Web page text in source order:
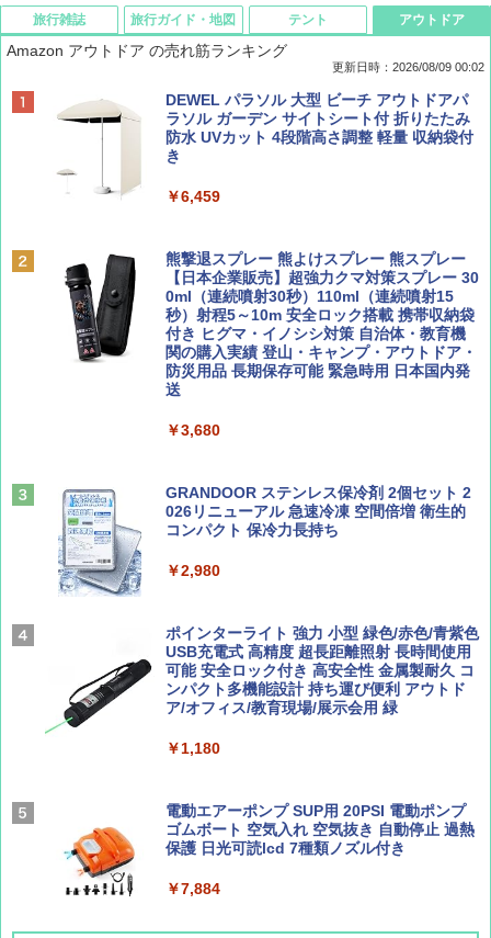
旅行雑誌
BE-PAL(ビ-パル) 2026年 9 月号【特別付録:
SOTO ミニマル"旅"財布 ランダム2種】
￥1,500
誌] (ＤＩＳＮＥＹ ＦＡＮ)
￥713
山と溪谷 2026年8月号「南アルプス大全」
Coyote No.89 特集 星野道夫 夢見る旅
AIRLINE（エアライン）2026年9月号【特
集】ボーイング110周年を祝して！
￥1,760
旅行ガイド・地図
D40 地球の歩き方 チェンマイ タイ北部の魅
力的な町 2026～2027 地球の歩き方D アジア
￥2,079
￥2,695
A09 地球の歩き方 イタリア 2026～2027 地
球の歩き方A ヨーロッパ
￥2,479
A26 地球の歩き方 チェコ ポーランド スロヴ
ァキア 2026～2027 地球の歩き方A ヨーロッ
新しい日本地理 地図・統計・移動から読み
解く (講談社現代新書)
￥1,540
テント
[キャンパーズコレクション 山善] ポップアッ
プテント 傘みたいに広げて畳める パッとサ
ッとサンシェード キューブ フルクローズ メ
ッシュ 簡単設置 ワンタッチテント キャンプ
PYKES PEAK (パイクスピーク) 着替えテン
ト プライバシー テント 【中が透けない】 1
人用 折りたたみ 防災グッズ 災害用トイレ ビ
ーチ ピクニック ポップアップテント 携帯 簡
易 トイレテント (ブラック)
￥4,980
500002(89232)
￥5,999
ーティング フルクローズ メッシュ 3-4人用
簡単設置 ポップアップテント エクルベージ
ュ(BC仕様) PATC-150B(EB)
￥9,990
イド ブラックコーティング フルクローズ メ
ッシュ 4人用 簡単設置 ポップアップテント P
ATCW-150B エクルベージュ
￥-
アウトドア
Amazon アウトドア の売れ筋ランキング
更新日時：2026/08/09 00:02
DEWEL パラソル 大型 ビーチ アウトドアパ
ラソル ガーデン サイトシート付 折りたたみ
防水 UVカット 4段階高さ調整 軽量 収納袋付
き
￥6,459
熊撃退スプレー 熊よけスプレー 熊スプレー
【日本企業販売】超強力クマ対策スプレー 30
0ml（連続噴射30秒）110ml（連続噴射15
秒）射程5～10m 安全ロック搭載 携帯収納袋
付き ヒグマ・イノシシ対策 自治体・教育機
関の購入実績 登山・キャンプ・アウトドア・
防災用品 長期保存可能 緊急時用 日本国内発
送
￥3,680
GRANDOOR ステンレス保冷剤 2個セット 2
026リニューアル 急速冷凍 空間倍増 衛生的
コンパクト 保冷力長持ち
￥2,980
ポインターライト 強力 小型 緑色/赤色/青紫色
USB充電式 高精度 超長距離照射 長時間使用
可能 安全ロック付き 高安全性 金属製耐久 コ
ンパクト多機能設計 持ち運び便利 アウトド
ア/オフィス/教育現場/展示会用 緑
￥1,180
電動エアーポンプ SUP用 20PSI 電動ポンプ
ゴムボート 空気入れ 空気抜き 自動停止 過熱
保護 日光可読lcd 7種類ノズル付き
￥7,884